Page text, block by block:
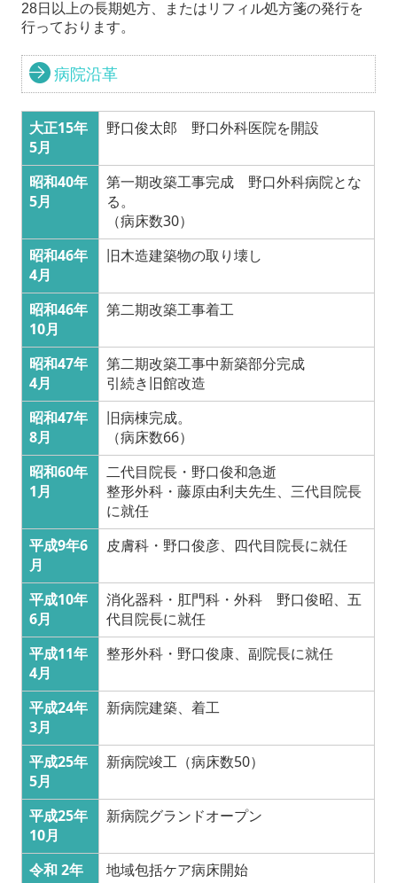
28日以上の長期処方、またはリフィル処方箋の発行を
行っております。
病院沿革
大正15年
5月
野口俊太郎 野口外科医院を開設
昭和40年
5月
第一期改築工事完成 野口外科病院とな
る。
（病床数30）
昭和46年
4月
旧木造建築物の取り壊し
昭和46年
10月
第二期改築工事着工
昭和47年
4月
第二期改築工事中新築部分完成
引続き旧館改造
昭和47年
8月
旧病棟完成。
（病床数66）
昭和60年
1月
二代目院長・野口俊和急逝
整形外科・藤原由利夫先生、三代目院長
に就任
平成9年6
月
皮膚科・野口俊彦、四代目院長に就任
平成10年
6月
消化器科・肛門科・外科 野口俊昭、五
代目院長に就任
平成11年
4月
整形外科・野口俊康、副院長に就任
平成24年
3月
新病院建築、着工
平成25年
5月
新病院竣工（病床数50）
平成25年
10月
新病院グランドオープン
令和 2年
地域包括ケア病床開始